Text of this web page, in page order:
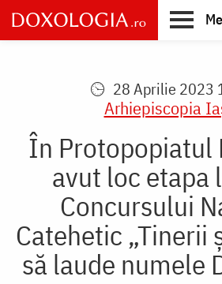
Skip
to
main
28 Aprilie 2023
Arhiepiscopia
În Protopopiatul
avut loc etapa
Concursului
Catehetic „Tinerii
să laude numele